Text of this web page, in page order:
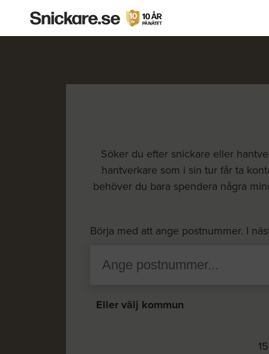
Söker du efter snickare eller
hantverkare som i sin tur får ta
behöver du bara spendera några
Börja med att ange postnummer. I
Eller välj kommun